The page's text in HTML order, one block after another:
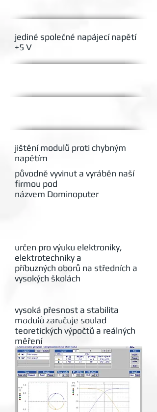
původně vyvinut a vyráběn naší
firmou pod
názvem Dominoputer
určen pro výuku elektroniky,
elektrotechniky a
příbuzných oborů na středních a
vysokých školách
vysoká přesnost a stabilita
modulů zaručuje soulad
teoretických výpočtů a reálných
měření
spolehlivost a odolnost proti
poškození
při práci žáků prověřená
stovkami škol
jištění modulů proti chybným
napětím
jediné společné napájecí napětí
+5 V
Software rc2000